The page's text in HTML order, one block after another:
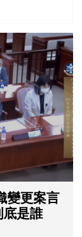
釋。
變更案言
是誰